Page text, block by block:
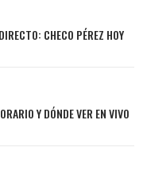
CHECO PÉREZ HOY
Y DÓNDE VER EN VIVO